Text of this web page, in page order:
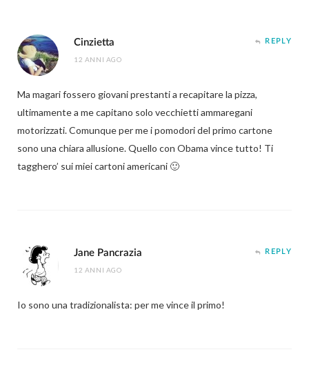
Cinzietta
12 ANNI AGO
REPLY
Ma magari fossero giovani prestanti a recapitare la pizza,
ultimamente a me capitano solo vecchietti ammaregani
motorizzati. Comunque per me i pomodori del primo cartone
sono una chiara allusione. Quello con Obama vince tutto! Ti
tagghero’ sui miei cartoni americani 🙂
Jane Pancrazia
12 ANNI AGO
REPLY
Io sono una tradizionalista: per me vince il primo!